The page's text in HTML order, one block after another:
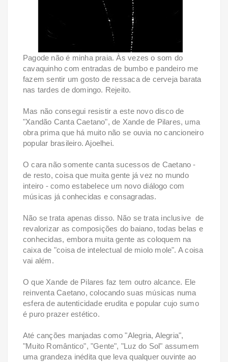
Pagode não é minha praia. Às vezes o som do
cavaquinho com entradas de bumbo e pandeiro me
fazem sentir um gosto de ressaca de cerveja barata
nas tardes de domingo. Rejeito.
Mas não consegui resistir a este novo disco de
"Xandão Canta Caetano", de Xande de Pilares, uma
obra prima que há muito não se ouvia no cancioneiro
popular brasileiro. Ajoelhei.
O cara não somente canta sucessos de Caetano -
de resto, coisa que muita gente já vez no mundo
inteiro - como estabelece um novo diálogo com
músicas já conhecidas e consagradas.
Não se trata apenas disso. Não se trata inclusive de
revalorizar as composições do baiano, todas belas e
conhecidas, embora muita gente as coloquem na
caixa de "coisa de intelectual de miolo mole". A coisa
vai além.
O que Xande de Pilares faz tem outro alcance. Ele
reinventa Caetano, colocando suas músicas numa
esfera de autenticidade erudita e popular cujo sumo
é puro prazer estético.
Até canções manjadas como "Alegria, Alegria",
"Muito Romântico", "Gente", "Luz do Sol" assumem
uma grandeza inédita que leva qualquer ouvinte ao